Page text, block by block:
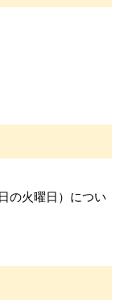
の火曜日）につい